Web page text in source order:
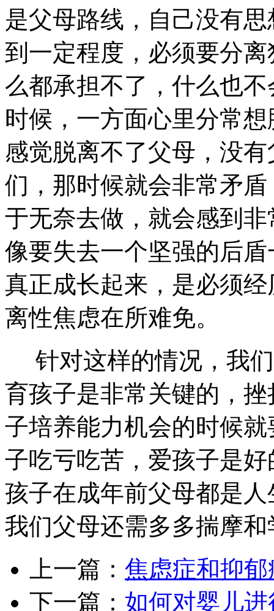
是父母路线，自己没有
到一定程度，必须要分
么都承担不了，什么也
时候，一方面心里分常
感觉脱离不了父母，没
们，那时候就会非常矛
于无奈去做，就会感到
像要失去一个坚强的后
真正成长起来，是必须
离性焦虑在所难免。
针对这样的情况，我
育孩子是非常关键的，
子培养能力机会的时候
子吃亏吃苦，爱孩子是
孩子在成年前父母都是
我们父母还需多多揣摩和
上一篇： 焦虑症和抑
下一篇： 如何对婴儿